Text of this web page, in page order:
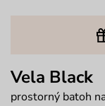
Vela Black
prostorný batoh